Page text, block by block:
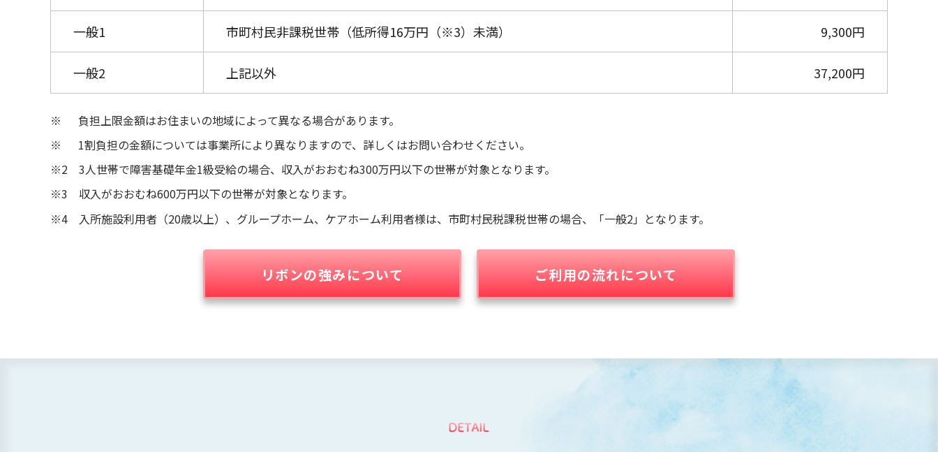
一般1 市町村民非課税世帯（低所得16万円（※3）未満） 9,300円
一般2 上記以外 37,200円
※ 負担上限金額はお住まいの地域によって異なる場合があります。
※ 1割負担の金額については事業所により異なりますので、詳しくはお問い合わせください。
※2 3人世帯で障害基礎年金1級受給の場合、収入がおおむね300万円以下の世帯が対象となります。
※3 収入がおおむね600万円以下の世帯が対象となります。
※4 入所施設利用者（20歳以上）、グループホーム、ケアホーム利用者様は、市町村民税課税世帯の場合、「一般2」となります。
リボンの強みについて ご利用の流れについて